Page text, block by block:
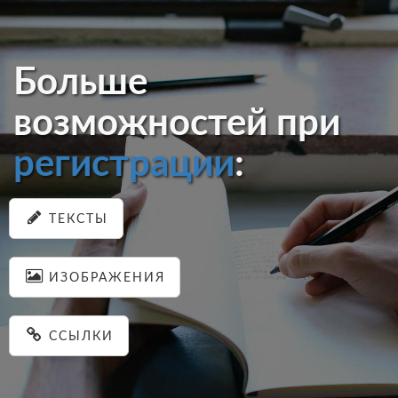
Больше
возможностей при
регистрации:
ТЕКСТЫ
ИЗОБРАЖЕНИЯ
ССЫЛКИ